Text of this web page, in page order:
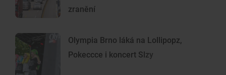
zranění
Olympia Brno láká na Lollipopz,
Pokeccce i koncert Slzy